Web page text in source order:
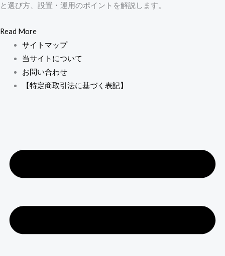
と選び方、設置・運用のポイントを解説します。
Read More
サイトマップ
当サイトについて
お問い合わせ
【特定商取引法に基づく表記】